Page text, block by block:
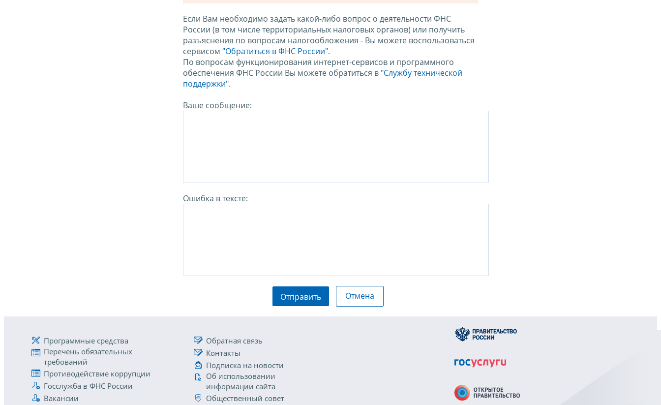
Если Вам необходимо задать какой-либо вопрос о деятельности ФНС
России (в том числе территориальных налоговых органов) или получить
разъяснения по вопросам налогообложения - Вы можете воспользоваться
сервисом "Обратиться в ФНС России".
По вопросам функционирования интернет-сервисов и программного
обеспечения ФНС России Вы можете обратиться в "Службу технической
поддержки".
Ваше сообщение:
Ошибка в тексте:
Отправить Отмена
Программные средства
Перечень обязательных
требований
Противодействие коррупции
Госслужба в ФНС России
Вакансии
Обратная связь
Контакты
Подписка на новости
Об использовании
информации сайта
Общественный совет